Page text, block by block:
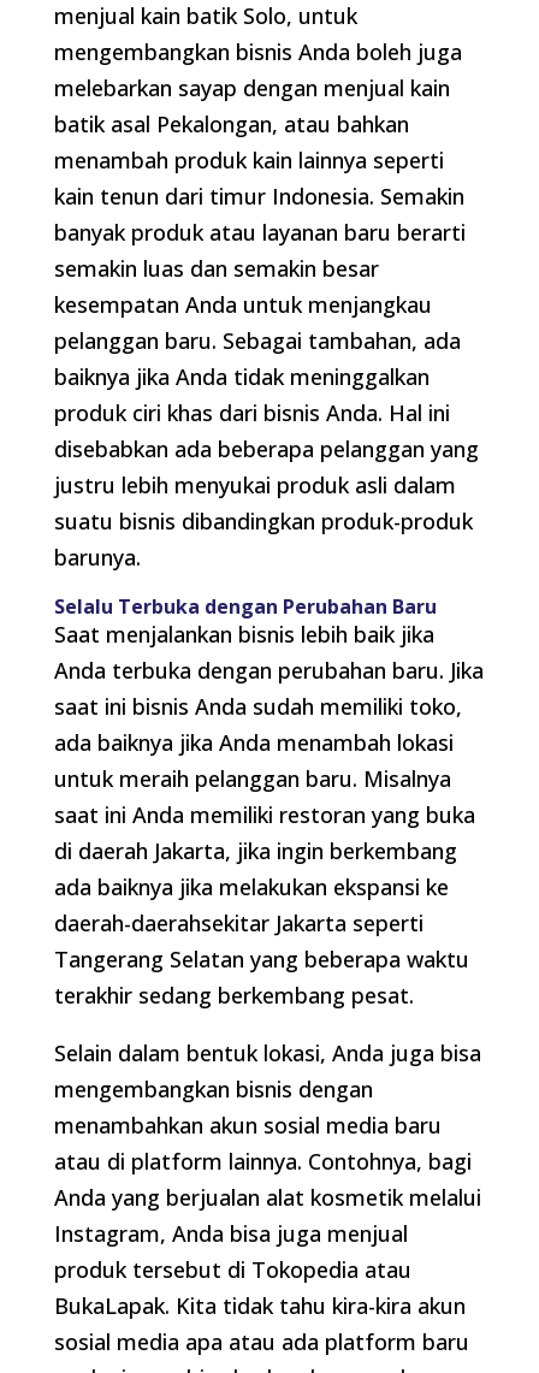
menjual kain batik Solo, untuk
mengembangkan bisnis Anda boleh juga
melebarkan sayap dengan menjual kain
batik asal Pekalongan, atau bahkan
menambah produk kain lainnya seperti
kain tenun dari timur Indonesia. Semakin
banyak produk atau layanan baru berarti
semakin luas dan semakin besar
kesempatan Anda untuk menjangkau
pelanggan baru. Sebagai tambahan, ada
baiknya jika Anda tidak meninggalkan
produk ciri khas dari bisnis Anda. Hal ini
disebabkan ada beberapa pelanggan yang
justru lebih menyukai produk asli dalam
suatu bisnis dibandingkan produk-produk
barunya.
Selalu Terbuka dengan Perubahan Baru
Saat menjalankan bisnis lebih baik jika
Anda terbuka dengan perubahan baru. Jika
saat ini bisnis Anda sudah memiliki toko,
ada baiknya jika Anda menambah lokasi
untuk meraih pelanggan baru. Misalnya
saat ini Anda memiliki restoran yang buka
di daerah Jakarta, jika ingin berkembang
ada baiknya jika melakukan ekspansi ke
daerah-daerahsekitar Jakarta seperti
Tangerang Selatan yang beberapa waktu
terakhir sedang berkembang pesat.
Selain dalam bentuk lokasi, Anda juga bisa
mengembangkan bisnis dengan
menambahkan akun sosial media baru
atau di platform lainnya. Contohnya, bagi
Anda yang berjualan alat kosmetik melalui
Instagram, Anda bisa juga menjual
produk tersebut di Tokopedia atau
BukaLapak. Kita tidak tahu kira-kira akun
sosial media apa atau ada platform baru